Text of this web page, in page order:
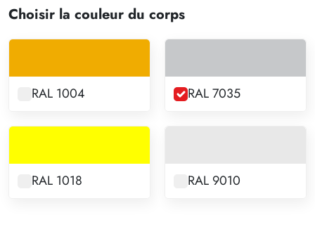
Choisir la couleur du corps
RAL 1004 RAL 7035
RAL 1018 RAL 9010